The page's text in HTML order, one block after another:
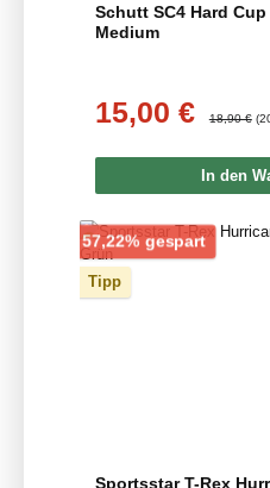
Schutt SC4 Hard
Medium
Verkaufspreis:
15,00 € 18,90 €
In den
57,22% gespartRabatt
Tipp
Sportsstar T-Rex